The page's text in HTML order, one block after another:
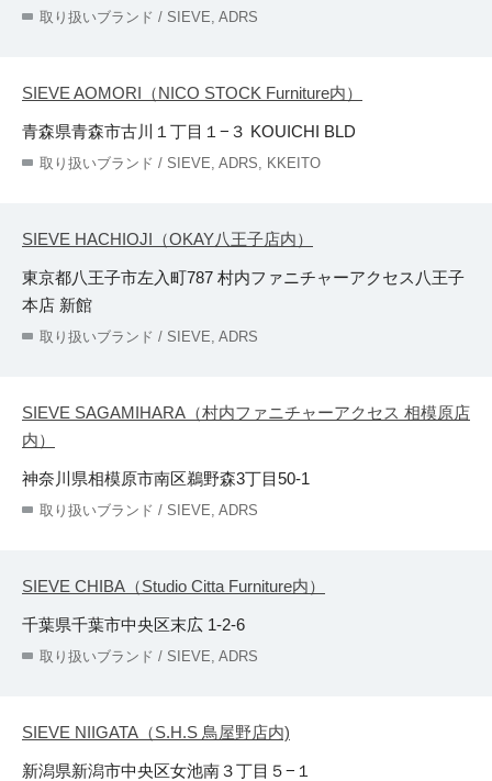
取り扱いブランド / SIEVE, ADRS
SIEVE AOMORI（NICO STOCK Furniture内）
青森県青森市古川１丁目１−３ KOUICHI BLD
取り扱いブランド / SIEVE, ADRS, KKEITO
SIEVE HACHIOJI（OKAY八王子店内）
東京都八王子市左入町787 村内ファニチャーアクセス八王子
本店 新館
取り扱いブランド / SIEVE, ADRS
SIEVE SAGAMIHARA（村内ファニチャーアクセス 相模原店
内）
神奈川県相模原市南区鵜野森3丁目50-1
取り扱いブランド / SIEVE, ADRS
SIEVE CHIBA（Studio Citta Furniture内）
千葉県千葉市中央区末広 1-2-6
取り扱いブランド / SIEVE, ADRS
SIEVE NIIGATA（S.H.S 鳥屋野店内)
新潟県新潟市中央区女池南３丁目５−１